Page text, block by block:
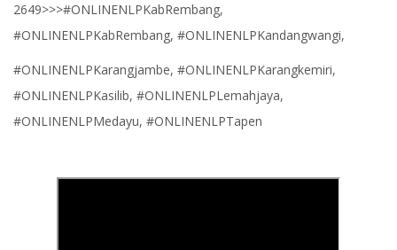
2649>>>#ONLINENLPKabRembang,
#ONLINENLPKabRembang, #ONLINENLPKandangwangi,
#ONLINENLPKarangjambe, #ONLINENLPKarangkemiri,
#ONLINENLPKasilib, #ONLINENLPLemahjaya,
#ONLINENLPMedayu, #ONLINENLPTapen